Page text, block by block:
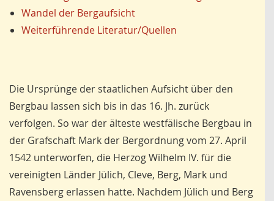
Wandel der Bergaufsicht
Weiterführende Literatur/Quellen
Die Ursprünge der staatlichen Aufsicht über den
Bergbau lassen sich bis in das 16. Jh. zurück
verfolgen. So war der älteste westfälische Bergbau in
der Grafschaft Mark der Bergordnung vom 27. April
1542 unterworfen, die Herzog Wilhelm IV. für die
vereinigten Länder Jülich, Cleve, Berg, Mark und
Ravensberg erlassen hatte. Nachdem Jülich und Berg